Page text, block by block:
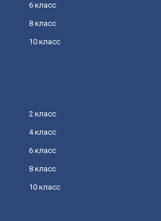
6 класс
8 класс
10 класс
2 класс
4 класс
6 класс
8 класс
10 класс